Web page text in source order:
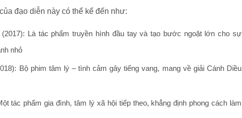
đạo diễn này có thể kể đến như:
(2017): Là tác phẩm truyền hình đầu tay và tạo bước ngoặt lớn cho sự
nhỏ
Bộ phim tâm lý – tình cảm gây tiếng vang, mang về giải Cánh Diều
tác phẩm gia đình, tâm lý xã hội tiếp theo, khẳng định phong cách làm